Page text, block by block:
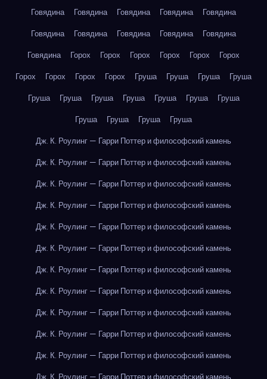
Говядина
Говядина Говядина Говядина
Говядина
Говядина
Говядина Говядина Говядина
Говядина
Говядина
Горох Горох Горох Горох Горох
Горох
Горох
Горох Горох Горох Груша Груша Груша
Груша
Груша
Груша Груша Груша Груша Груша
Груша
Груша
Груша Груша
Груша
Дж. К. Роулинг — Гарри Поттер и философский камень
Дж. К. Роулинг — Гарри Поттер и философский камень
Дж. К. Роулинг — Гарри Поттер и философский камень
Дж. К. Роулинг — Гарри Поттер и философский камень
Дж. К. Роулинг — Гарри Поттер и философский камень
Дж. К. Роулинг — Гарри Поттер и философский камень
Дж. К. Роулинг — Гарри Поттер и философский камень
Дж. К. Роулинг — Гарри Поттер и философский камень
Дж. К. Роулинг — Гарри Поттер и философский камень
Дж. К. Роулинг — Гарри Поттер и философский камень
Дж. К. Роулинг — Гарри Поттер и философский камень